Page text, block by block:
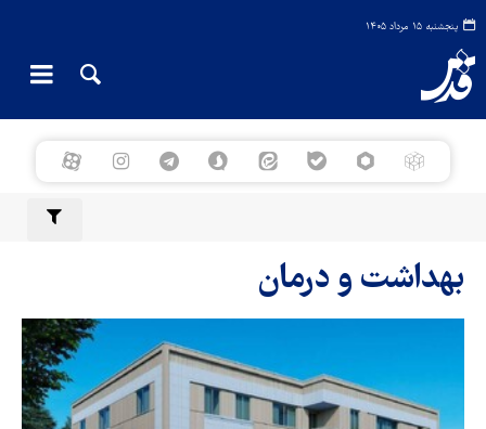
پنجشنبه ۱۵ مرداد ۱۴۰۵
بهداشت و درمان